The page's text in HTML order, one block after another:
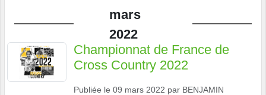
mars
2022
Championnat de France de
Cross Country 2022
Publiée le 09 mars 2022 par BENJAMIN